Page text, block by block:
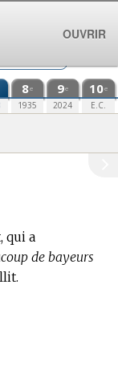
8e
1935
9e
2024
10e
E.C.
qui a
de bayeurs
OUVRIR